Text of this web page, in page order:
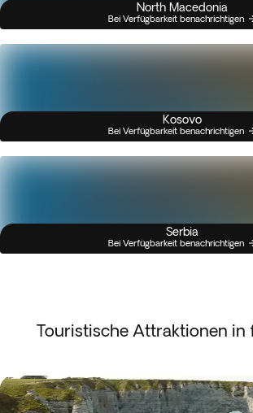
North Macedonia
Bei Verfügbarkeit benachrichtigen
Kosovo
Bei Verfügbarkeit benachrichtigen
Serbia
Bei Verfügbarkeit benachrichtigen
Touristische Attraktionen in